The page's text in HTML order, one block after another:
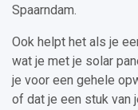
Spaarndam.
Ook helpt het als je
wat je met je solar
je voor een gehele
of dat je een stuk van